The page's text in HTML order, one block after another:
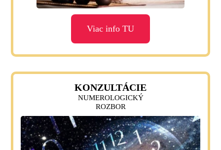
Viac info TU
KONZULTÁCIE
NUMEROLOGICKÝ
ROZBOR